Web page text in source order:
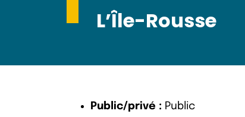
L’Île-Rousse
Public/privé : Public